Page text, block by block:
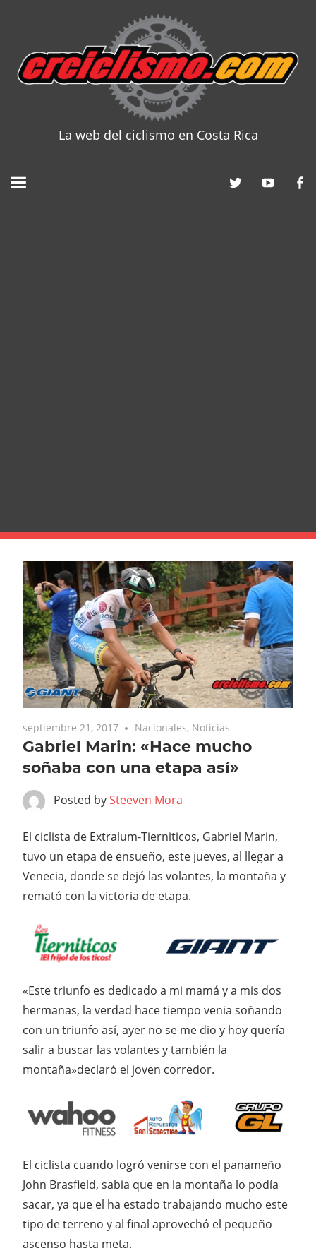
content
La web del ciclismo en Costa Rica
septiembre 21, 2017 Nacionales, Noticias
Gabriel Marin: «Hace mucho
soñaba con una etapa así»
Posted bySteeven Mora
El ciclista de Extralum-Tierniticos, Gabriel Marin,
tuvo un etapa de ensueño, este jueves, al llegar a
Venecia, donde se dejó las volantes, la montaña y
remató con la victoria de etapa.
«Este triunfo es dedicado a mi mamá y a mis dos
hermanas, la verdad hace tiempo venia soñando
con un triunfo así, ayer no se me dio y hoy quería
salir a buscar las volantes y también la
montaña»declaró el joven corredor.
El ciclista cuando logró venirse con el panameño
John Brasfield, sabia que en la montaña lo podía
sacar, ya que el ha estado trabajando mucho este
tipo de terreno y al final aprovechó el pequeño
ascenso hasta meta.